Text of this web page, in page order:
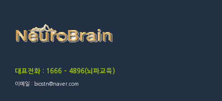
대표전화 : 1666 – 4896(뇌파교육)
이메일 : biostn@naver.com